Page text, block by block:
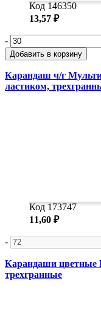
Код 146350
13,57 ₽
-
Добавить в корзину
Карандаш ч/г
ластиком,
Код 173747
11,60 ₽
-
Карандаши цветные
трехгранные